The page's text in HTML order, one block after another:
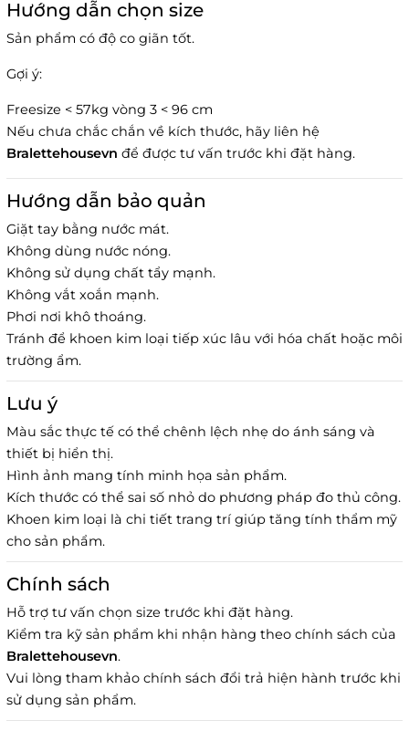
Hướng dẫn chọn size
Sản phẩm có độ co giãn tốt.
Gợi ý:
Freesize < 57kg vòng 3 < 96 cm
Nếu chưa chắc chắn về kích thước, hãy liên hệ
Bralettehousevn để được tư vấn trước khi đặt hàng.
Hướng dẫn bảo quản
Giặt tay bằng nước mát.
Không dùng nước nóng.
Không sử dụng chất tẩy mạnh.
Không vắt xoắn mạnh.
Phơi nơi khô thoáng.
Tránh để khoen kim loại tiếp xúc lâu với hóa chất hoặc môi
trường ẩm.
Lưu ý
Màu sắc thực tế có thể chênh lệch nhẹ do ánh sáng và
thiết bị hiển thị.
Hình ảnh mang tính minh họa sản phẩm.
Kích thước có thể sai số nhỏ do phương pháp đo thủ công.
Khoen kim loại là chi tiết trang trí giúp tăng tính thẩm mỹ
cho sản phẩm.
Chính sách
Hỗ trợ tư vấn chọn size trước khi đặt hàng.
Kiểm tra kỹ sản phẩm khi nhận hàng theo chính sách của
Bralettehousevn.
Vui lòng tham khảo chính sách đổi trả hiện hành trước khi
sử dụng sản phẩm.